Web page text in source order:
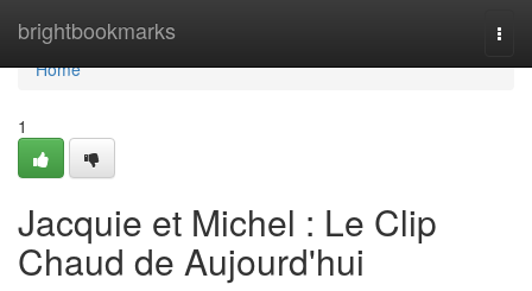
brightbookmarks
Home
Home
1
Jacquie et Michel : Le Clip
Chaud de Aujourd'hui